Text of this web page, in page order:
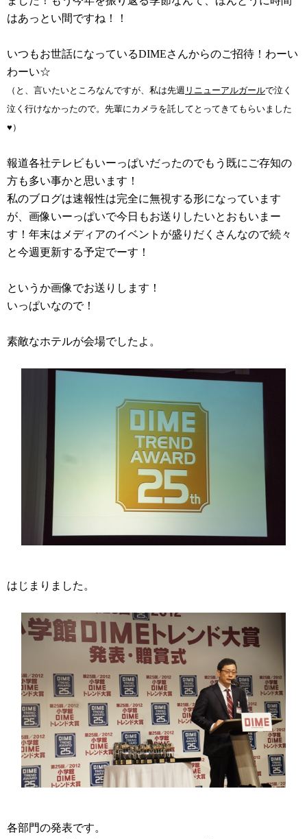
はあっとい間ですね！！
いつもお世話になっているDIMEさんからのご招待！わーい
わーい☆
（と、言いたいところなんですが、私は先週 リニューアルガールで泣く
泣く行けなかったので。先輩にカメラを託してとってきてもらいました
♥）
報道各社テレビもいーっぱいだったのでもう既にご存知の
方も多い事かと思います！
私のブログは速報性は完全に無視する形になっています
が、画像いーっぱいで今日もお送りしたいとおもいまー
す！年末はメディアのイベントが盛りだくさんなので続々
と今週更新する予定でーす！
というか画像でお送りします！
いっぱいなので！
素敵なホテルが会場でしたよ。
はじまりました。
各部門の発表です。